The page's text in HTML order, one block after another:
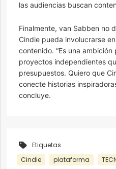
las audiencias buscan
Finalmente, van Sabben no
Cindie pueda involucrarse
contenido. “Es una
proyectos independientes
presupuestos. Quiero que
conecte historias
concluye.
Etiquetas
Cindie
plataforma